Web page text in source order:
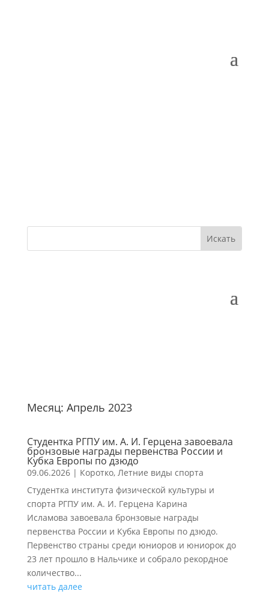
Месяц: Апрель 2023
Студентка РГПУ им. А. И. Герцена завоевала
бронзовые награды первенства России и
Кубка Европы по дзюдо
09.06.2026| Коротко, Летние виды спорта
Студентка института физической культуры и
спорта РГПУ им. А. И. Герцена Карина
Исламова завоевала бронзовые награды
первенства России и Кубка Европы по дзюдо.
Первенство страны среди юниоров и юниорок до
23 лет прошло в Нальчике и собрало рекордное
количество...
читать далее